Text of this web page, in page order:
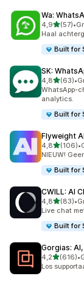
Wa:
4,9van 5
(57)
57 •
Haal
Built for
SK:
4,8van 5
(63)
63 recensies
•
WhatsApp-
analytics.
Built for
Flyweight
4,8van 5
(106)
106 •
NIEUW!
Built for
CWILL: AI
4,8van 5
(83)
83 recensies
•
Live chat
Built for
Gorgias:
4,2van 5
(616)
616 •
Los